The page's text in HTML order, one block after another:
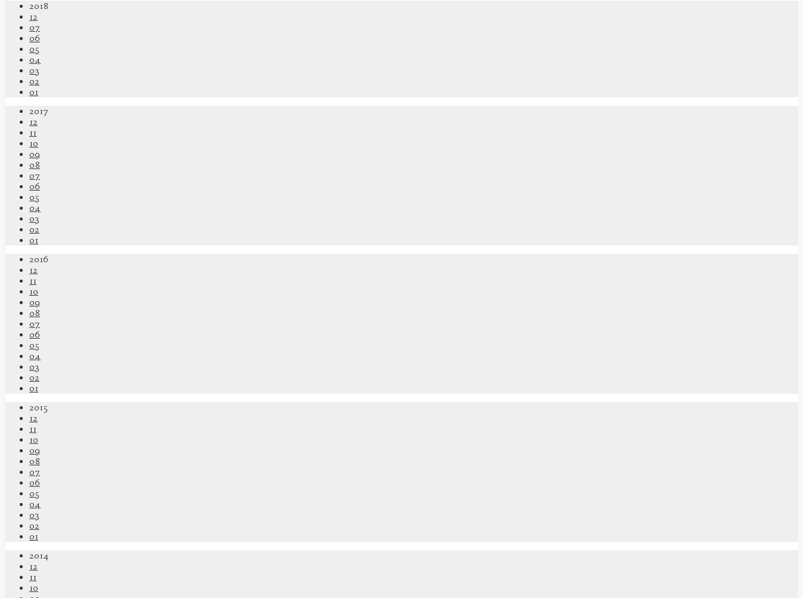
2018
12
07
06
05
04
03
02
01
2017
12
11
10
09
08
07
06
05
04
03
02
01
2016
12
11
10
09
08
07
06
05
04
03
02
01
2015
12
11
10
09
08
07
06
05
04
03
02
01
2014
12
11
10